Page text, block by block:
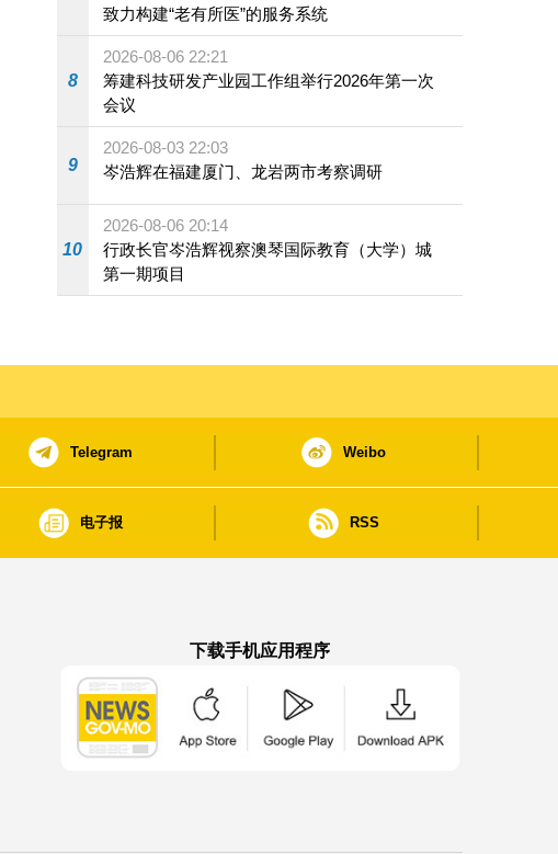
致力构建“老有所医”的服务系统
8
2026-08-06 22:21
筹建科技研发产业园工作组举行2026年第一次
会议
9
2026-08-03 22:03
岑浩辉在福建厦门、龙岩两市考察调研
10
2026-08-06 20:14
行政长官岑浩辉视察澳琴国际教育（大学）城
第一期项目
Telegram Weibo
电子报 RSS
下载手机应用程序